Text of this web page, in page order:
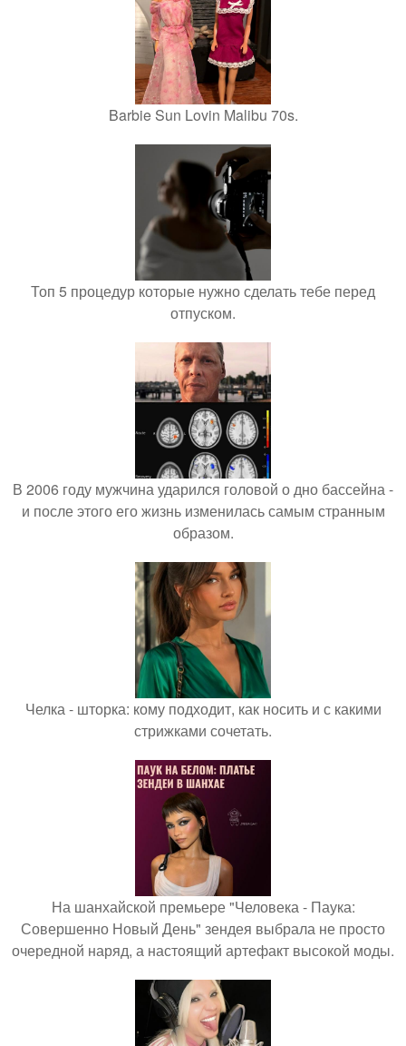
Barbie Sun Lovin Malibu 70s.
Топ 5 процедур которые нужно сделать тебе перед
отпуском.
В 2006 году мужчина ударился головой о дно бассейна -
и после этого его жизнь изменилась самым странным
образом.
Челка - шторка: кому подходит, как носить и с какими
стрижками сочетать.
На шанхайской премьере "Человека - Паука:
Совершенно Новый День" зендея выбрала не просто
очередной наряд, а настоящий артефакт высокой моды.